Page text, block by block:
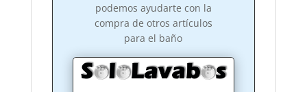
podemos ayudarte con la
compra de otros artículos
para el baño